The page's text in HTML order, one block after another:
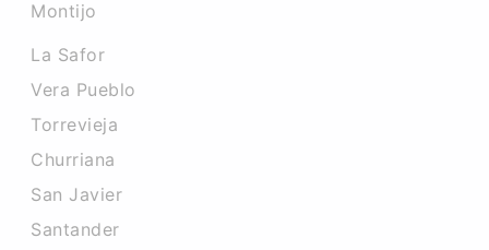
Montijo
La Safor
Vera Pueblo
Torrevieja
Churriana
San Javier
Santander